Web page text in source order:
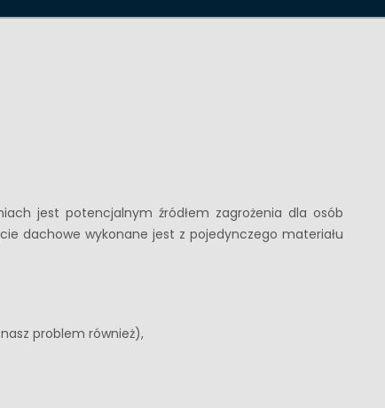
jest potencjalnym źródłem zagrożenia dla osób
dachowe wykonane jest z pojedynczego materiału
problem również),